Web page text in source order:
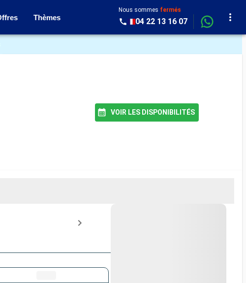
Thèmes
Nous sommes fermés
04 22 13 16 07
VOIR LES DISPONIBILITÉS